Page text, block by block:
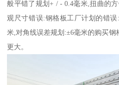
般平错了规划+ / - 0.4毫米,扭曲的
观尺寸错误:钢格板工厂计划的错
米,对角线误差规划:±6毫米的购买
更大。